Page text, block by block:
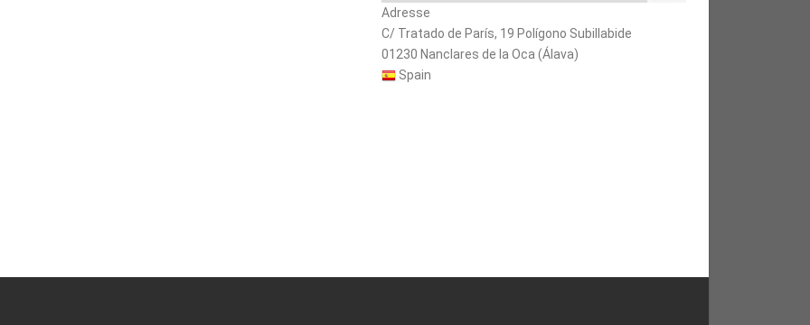
Adresse
C/ Tratado de París, 19 Polígono Subillabide
01230 Nanclares de la Oca (Álava)
Spain